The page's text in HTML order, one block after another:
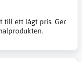
till ett lågt pris. Ger